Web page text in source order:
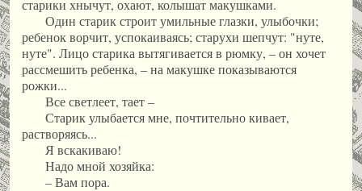
старики хнычут, охают, колышат макушками.
Один старик строит умильные глазки, улыбочки;
ребенок ворчит, успокаиваясь; старухи шепчут: "нуте,
нуте". Лицо старика вытягивается в рюмку, – он хочет
рассмешить ребенка, – на макушке показываются
рожки...
Все светлеет, тает –
Старик улыбается мне, почтительно кивает,
растворяясь...
Я вскакиваю!
Надо мной хозяйка:
– Вам пора.